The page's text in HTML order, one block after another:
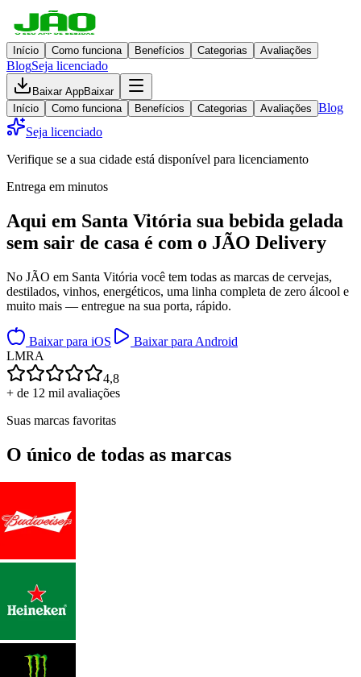
Início Como funciona Benefícios Categorias Avaliações
BlogSeja licenciado
Baixar AppBaixar
Início
Como funciona Benefícios Categorias Avaliações Blog
Seja licenciado
Verifique se a sua cidade está disponível para licenciamento
Entrega em minutos
Aqui em Santa Vitória sua bebida gelada
sem sair de casa é com o JÃO Delivery
No JÃO em Santa Vitória você tem todas as marcas de cervejas,
destilados, vinhos, energéticos, uma linha completa de zero álcool e
muito mais — entregue na sua porta, rápido.
Baixar para iOS
Baixar para Android
LMRA
4,8
+ de 12 mil avaliações
Suas marcas favoritas
O único de todas as marcas